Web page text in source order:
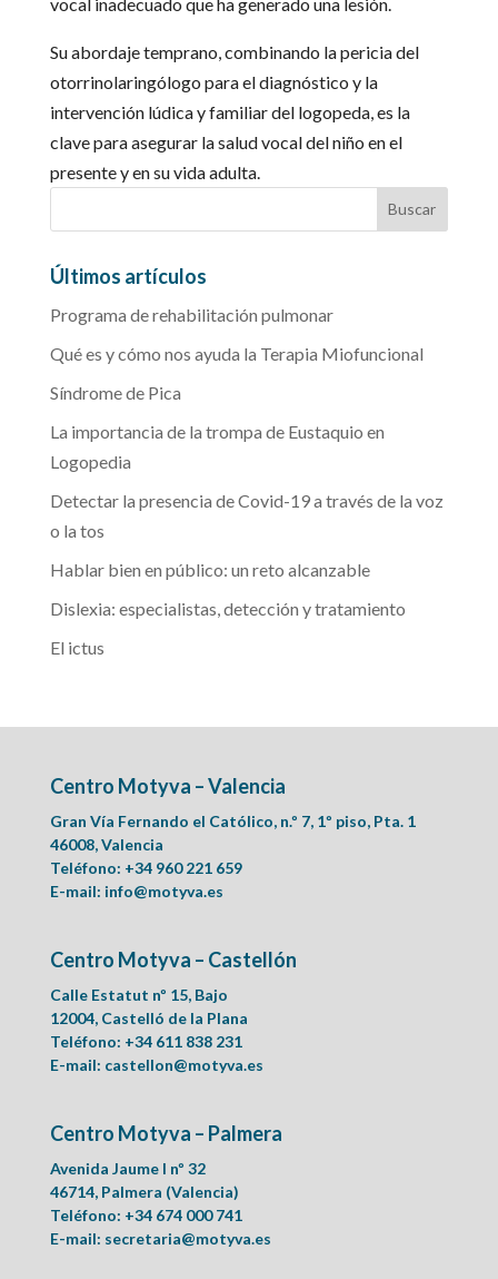
Su abordaje temprano, combinando la pericia del
otorrinolaringólogo para el diagnóstico y la
intervención lúdica y familiar del logopeda, es la
clave para asegurar la salud vocal del niño en el
presente y en su vida adulta.
Últimos artículos
Programa de rehabilitación pulmonar
Qué es y cómo nos ayuda la Terapia Miofuncional
Síndrome de Pica
La importancia de la trompa de Eustaquio en
Logopedia
Detectar la presencia de Covid-19 a través de la voz
o la tos
Hablar bien en público: un reto alcanzable
Dislexia: especialistas, detección y tratamiento
El ictus
Centro Motyva – Valencia
Gran Vía Fernando el Católico, n.º 7, 1º piso, Pta. 1
46008, Valencia
Teléfono: +34 960 221 659
E-mail: info@motyva.es
Centro Motyva – Castellón
Calle Estatut nº 15, Bajo
12004, Castelló de la Plana
Teléfono: +34 611 838 231
E-mail: castellon@motyva.es
Centro Motyva – Palmera
Avenida Jaume I nº 32
46714, Palmera (Valencia)
Teléfono: +34 674 000 741
E-mail: secretaria@motyva.es